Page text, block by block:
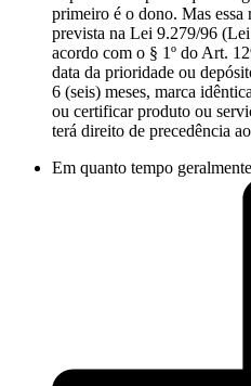
primeiro é o dono. Mas essa
prevista na Lei 9.279/96
acordo com o § 1º do Art.
data da prioridade ou
6 (seis) meses, marca
ou certificar produto ou
terá direito de precedência
Em quanto tempo